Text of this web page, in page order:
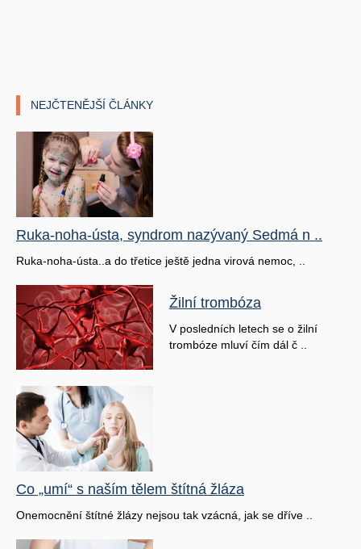
NEJČTENĚJŠÍ ČLÁNKY
Ruka-noha-ústa, syndrom nazývaný Sedmá n ..
Ruka-noha-ústa..a do třetice ještě jedna virová nemoc, ..
Žilní trombóza
V posledních letech se o žilní
trombóze mluví čím dál č ..
Co „umí“ s naším tělem štítná žláza
Onemocnění štítné žlázy nejsou tak vzácná, jak se dříve ..